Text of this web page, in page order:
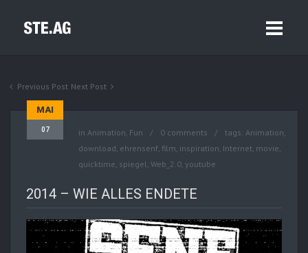
Previous Post Next Post
MAI
07 in Animation, Fun 0 comments tags: Animation,
download, ehrensenf, film, inspiration, Internet, movie,
quicktime, spiegel, Web_2.0, youtube
2014 – WIE ALLES ENDETE